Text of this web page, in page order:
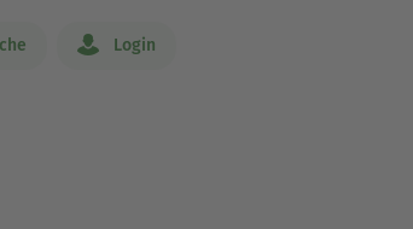
Login